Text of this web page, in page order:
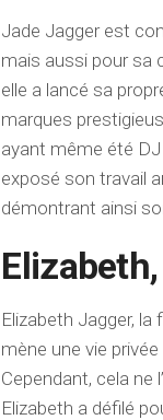
Jade Jagger est
mais aussi pour sa
elle a lancé sa
marques
ayant même été
exposé son travail
démontrant ainsi
Elizabeth Jagger,
mène une vie
Cependant, cela ne
Elizabeth a défilé